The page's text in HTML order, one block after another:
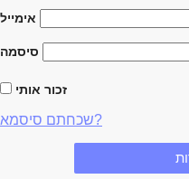
אימייל
סיסמה
זכור אותי
שכחתם סיסמא?